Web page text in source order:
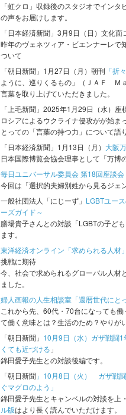
「虹クロ」収録後のスタジオでイン
の声をお届けします。
「日本経済新聞」3月9日（日）文化面
昨年のヴェネツィア・ビエンナーレで
ついて
「朝日新聞」1月27日（月）朝刊 「折
ように、巡りくるもの」（ＪＡＦ Ｍ
言葉を取り上げていただきました。
「上毛新聞」2025年1月29日（水）座
ロシアによるウクライナ侵攻がが始
とっての「言葉の持つ力」について語
「日本経済新聞」1月13日（月） 大阪
日本国際博覧会協会理事として「万博
毎日ユニバーサル委員会 第18回座談会
今回は「選択的夫婦別姓から見るジェ
一般社団法人「にじーず」 LGBTユー
ーズガイド～
膳場貴子さんとの対談「LGBTの子ど
ます。
東洋経済オンライン「求められる人材」
挑戦に期待
今、社会で求められるグローバル人材
ました。
婦人画報の人生相談室「還暦世代にと
これから先、60代・70台になっても
て働く意味とは？生活のため？やりが
「朝日新聞」 10月9日（水）ガザ戦闘
くても近づける 」
錦田愛子先生との対談後編です。
「朝日新聞 」10月8日（火） ガザ戦
ぐマグロのよう」
錦田愛子先生とキャンベルの対談を上
ル版はより長く読んでいただけます。